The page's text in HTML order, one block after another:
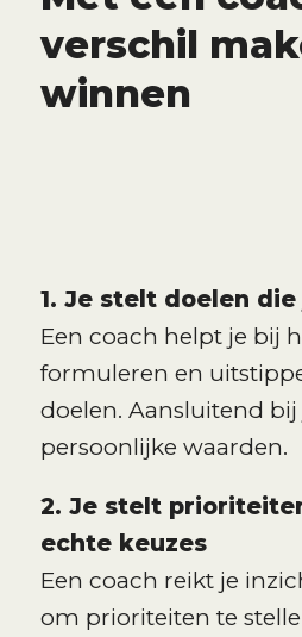
verschil
winnen
1. Je stelt doelen
Een coach helpt je bij
formuleren en
doelen. Aansluitend
persoonlijke waarden.
2. Je stelt
echte keuzes
Een coach reikt je
om prioriteiten te